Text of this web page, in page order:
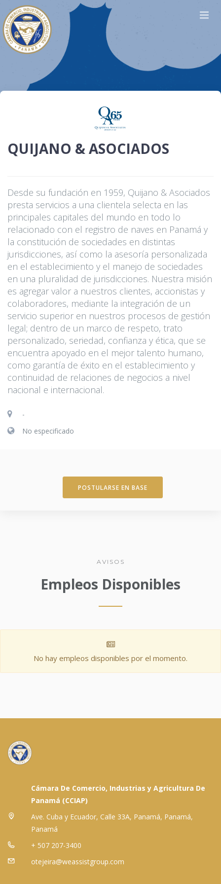
QUIJANO & ASOCIADOS
Desde su fundación en 1959, Quijano & Asociados
presta servicios a una clientela selecta en las
principales capitales del mundo en todo lo
relacionado con el registro de naves en Panamá y
la constitución de sociedades en distintas
jurisdicciones, así como la asesoría personalizada
en el establecimiento y el manejo de sociedades
en una pluralidad de jurisdicciones. Nuestra misión
es agregar valor a nuestros clientes, accionistas y
colaboradores, mediante la integración de un
servicio superior en nuestros procesos de gestión
legal; dentro de un marco de respeto, trato
personalizado, seriedad, confianza y ética, que se
encuentra apoyado en el mejor talento humano,
como garantía de éxito en el establecimiento y
continuidad de relaciones de negocios a nivel
nacional e internacional.
-
No especificado
POSTULARSE EN BASE
AVISOS
Empleos Disponibles
No hay empleos disponibles por el momento.
Cámara De Comercio, Industrias y Agricultura De
Panamá (CCIAP)
Ave. Cuba y Ecuador, Calle 33A, Panamá, Panamá,
Panamá
+ 507 207-3400
otejeira@weassistgroup.com